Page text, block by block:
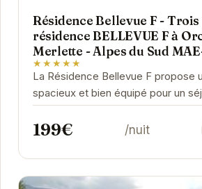
Résidence Bellevue F - Trois
résidence BELLEVUE F à
Merlette - Alpes du Sud
★★★★★
La Résidence Bellevue F propose
spacieux et bien équipé pour un
famille ou entre amis.
199€ /nuit